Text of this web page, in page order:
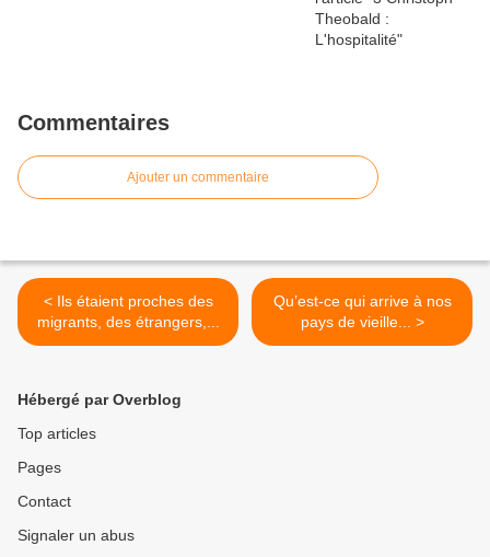
Commentaires
Ajouter un commentaire
< Ils étaient proches des
migrants, des étrangers,...
Qu’est-ce qui arrive à nos
pays de vieille... >
Hébergé par Overblog
Top articles
Pages
Contact
Signaler un abus